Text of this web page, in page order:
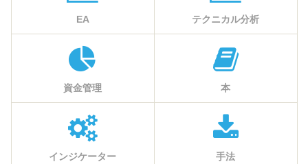
EA テクニカル分析
資金管理 本
インジケーター 手法